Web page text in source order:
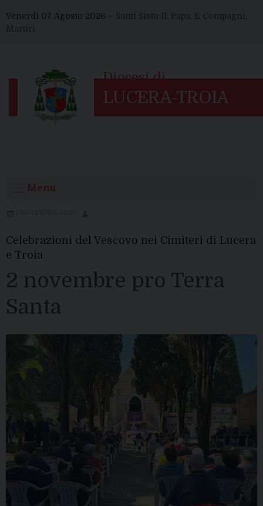
to
content
Venerdì 07 Agosto 2026 – Santi Sisto II, Papa, E Compagni,
Martiri
Menu
Celebrazioni del Vescovo nei Cimiteri di Lucera
e Troia
2 novembre pro Terra
Santa